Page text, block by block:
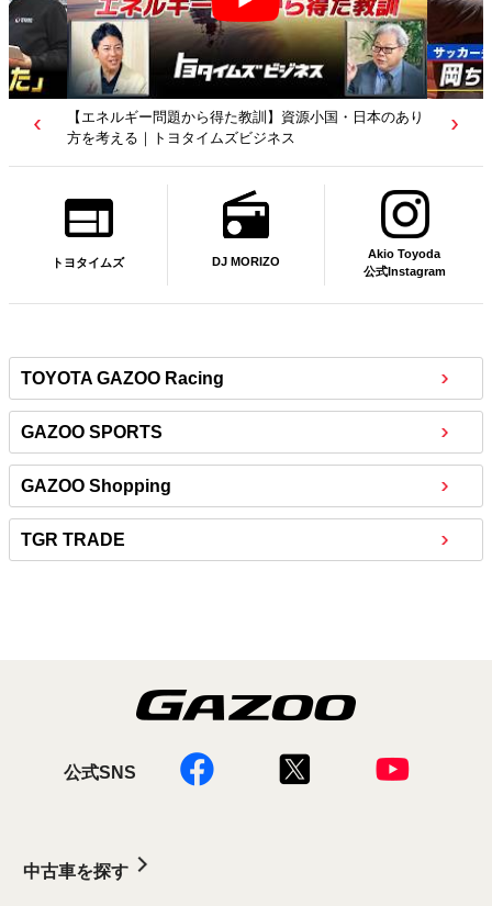
【エネルギー問題から得た教訓】資源小国・日本のあり
方を考える｜トヨタイムズビジネス
トヨタイムズ DJ MORIZO
Akio Toyoda
公式Instagram
TOYOTA GAZOO Racing
GAZOO SPORTS
GAZOO Shopping
TGR TRADE
公式SNS
中古車を探す